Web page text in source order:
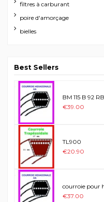
filtres à carburant
poire d'amorçage
bielles
Best Sellers
BM 115 B 92 RB
€39.00
TL900
€20.90
courroie pour
€37.00